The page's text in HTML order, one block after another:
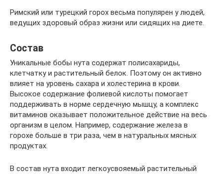
Римский или турецкий горох весьма популярен у людей,
ведущих здоровый образ жизни или сидящих на диете.
Состав
Уникальные бобы нута содержат полисахариды,
клетчатку и растительный белок. Поэтому он активно
влияет на уровень сахара и холестерина в крови.
Высокое содержание фолиевой кислоты помогает
поддерживать в норме сердечную мышцу, а комплекс
витаминов оказывает положительное действие на весь
организм в целом. Например, содержание железа в
горохе больше в три раза, чем в натуральных мясных
продуктах.
В состав нута входит легкоусвояемый растительный